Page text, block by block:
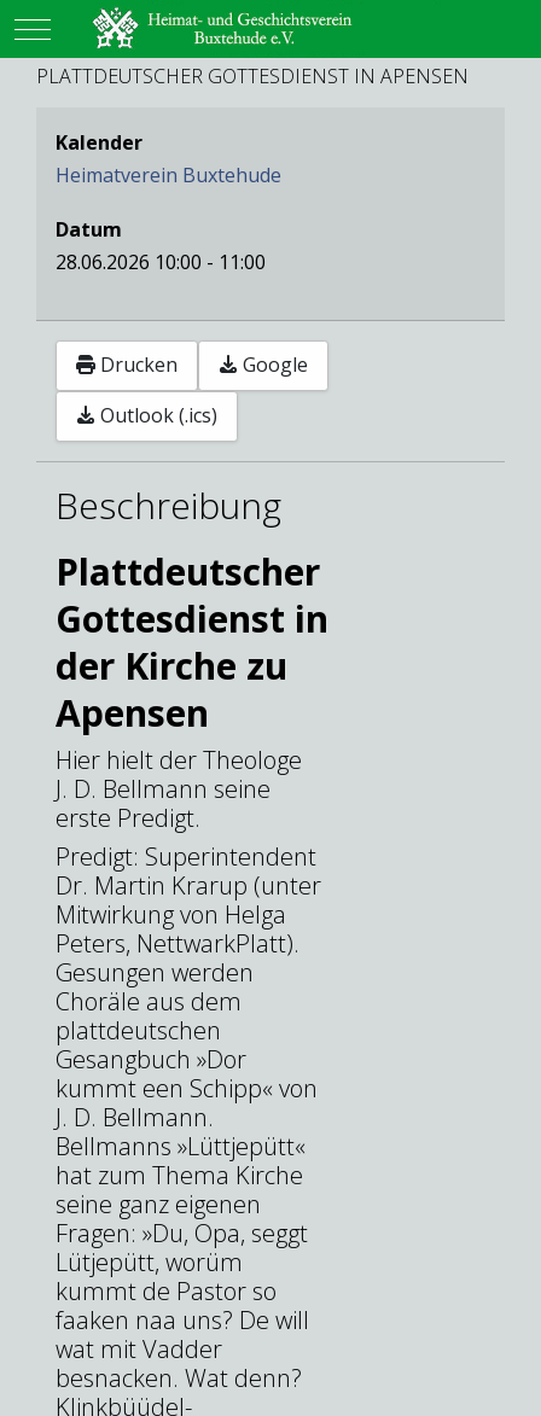
Mobile Menu Toggle
PLATTDEUTSCHER GOTTESDIENST IN APENSEN
Kalender
Heimatverein Buxtehude
Datum
28.06.2026 10:00 - 11:00
Drucken
Google
Outlook (.ics)
Beschreibung
Plattdeutscher
Gottesdienst in
der Kirche zu
Apensen
Hier hielt der Theologe
J. D. Bellmann seine
erste Predigt.
Predigt: Superintendent
Dr. Martin Krarup (unter
Mitwirkung von Helga
Peters, NettwarkPlatt).
Gesungen werden
Choräle aus dem
plattdeutschen
Gesangbuch »Dor
kummt een Schipp« von
J. D. Bellmann.
Bellmanns »Lüttjepütt«
hat zum Thema Kirche
seine ganz eigenen
Fragen: »Du, Opa, seggt
Lütjepütt, worüm
kummt de Pastor so
faaken naa uns? De will
wat mit Vadder
besnacken. Wat denn?
Klinkbüüdel-